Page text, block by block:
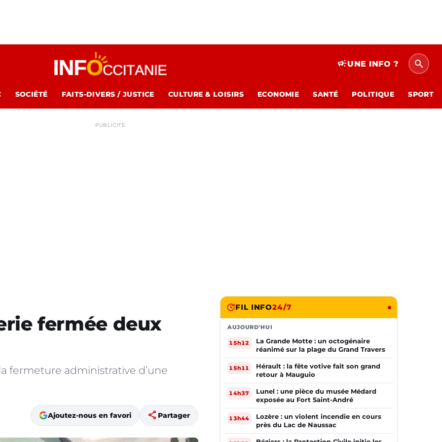
campaignUNE INFO ? search
SOCIÉTÉ FAITS-DIVERS / JUSTICE CULTURE & LOISIRS ECONOMIE SANTÉ POLITIQUE SPORT
PUBLICITÉ
fermée deux
fermeture administrative d’une
Ajoutez-nous en favori share Partager
FIL INFO24/7
AUJOURD'HUI
15h12
La Grande Motte : un octogénaire
réanimé sur la plage du Grand Travers
15h11
Hérault : la fête votive fait son grand
retour à Mauguio
14h37
Lunel : une pièce du musée Médard
exposée au Fort Saint-André
13h44
Lozère : un violent incendie en cours
près du Lac de Naussac